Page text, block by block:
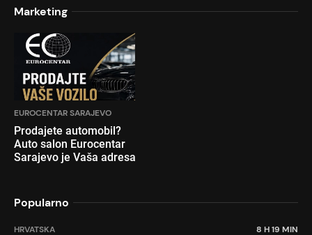
Marketing
EUROCENTAR SARAJEVO
Prodajete automobil?
Auto salon Eurocentar
Sarajevo je Vaša adresa
Popularno
HRVATSKA 8 H 19 MIN